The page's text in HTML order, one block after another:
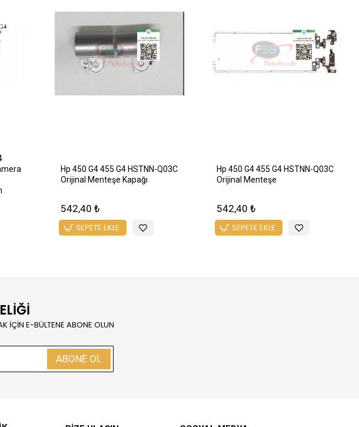
Hp 450 G4 455 G4 HSTNN-Q03C
Orijinal Menteşe Kapağı
542,40 ₺
SEPETE EKLE
Hp 450 G4 455 G4 HSTNN-Q03C
Orijinal Menteşe
542,40 ₺
SEPETE EKLE
İÇİN E-BÜLTENE ABONE OLUN
ABONE OL